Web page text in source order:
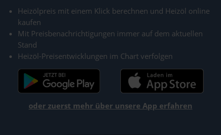
Heizölpreis mit einem Klick berechnen und Heizöl online
kaufen
Mit Preisbenachrichtigungen immer auf dem aktuellen
Stand
Heizöl-Preisentwicklungen im Chart verfolgen
oder zuerst mehr über unsere App erfahren